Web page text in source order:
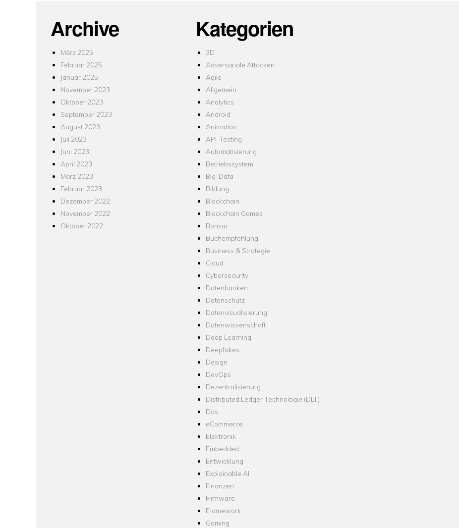
Archive
März 2025
Februar 2025
Januar 2025
November 2023
Oktober 2023
September 2023
August 2023
Juli 2023
Juni 2023
April 2023
März 2023
Februar 2023
Dezember 2022
November 2022
Oktober 2022
Kategorien
3D
Adversariale Attacken
Agile
Allgemein
Analytics
Android
Animation
API-Testing
Automatisierung
Betriebssystem
Big-Data
Bildung
Blockchain
Blockchain Games
Bonsai
Buchempfehlung
Business & Strategie
Cloud
Cybersecurity
Datenbanken
Datenschutz
Datenvisualisierung
Datenwissenschaft
Deep Learning
Deepfakes
Design
DevOps
Dezentralisierung
Distributed Ledger Technologie (DLT)
Dos
eCommerce
Elektronik
Embedded
Entwicklung
Explainable AI
Finanzen
Firmware
Framework
Gaming